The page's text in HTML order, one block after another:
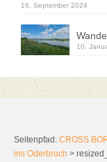
16. September 2024
10.
Seitenpfad: CROSS
ins Oderbruch >